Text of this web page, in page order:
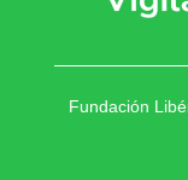
Fundación